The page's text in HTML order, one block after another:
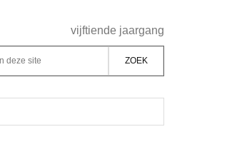
vijftiende jaargang